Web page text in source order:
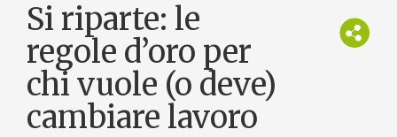
Si riparte: le
regole d’oro per
chi vuole (o deve)
cambiare lavoro